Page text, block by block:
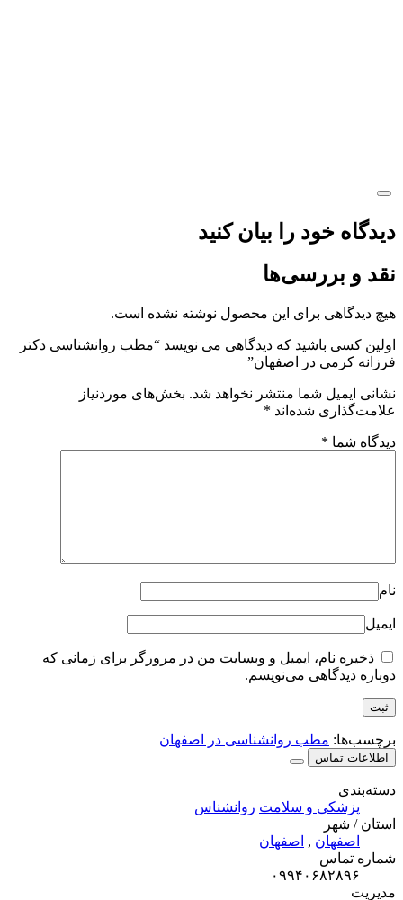
دیدگاه خود را بیان کنید
نقد و بررسی‌ها
هیچ دیدگاهی برای این محصول نوشته نشده است.
اولین کسی باشید که دیدگاهی می نویسد “مطب روانشناسی دکتر
فرزانه کرمی در اصفهان”
نشانی ایمیل شما منتشر نخواهد شد. بخش‌های موردنیاز
علامت‌گذاری شده‌اند *
دیدگاه شما *
نام
ایمیل
ذخیره نام، ایمیل و وبسایت من در مرورگر برای زمانی که
دوباره دیدگاهی می‌نویسم.
برچسب‌ها: مطب روانشناسی در اصفهان
اطلاعات تماس
دسته‌بندی
پزشکی و سلامت روانشناس
استان / شهر
اصفهان, اصفهان
شماره تماس
۰۹۹۴۰۶۸۲۸۹۶
مدیریت